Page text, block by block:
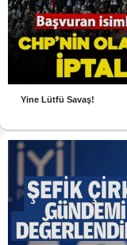
Yine Lütfü Savaş!